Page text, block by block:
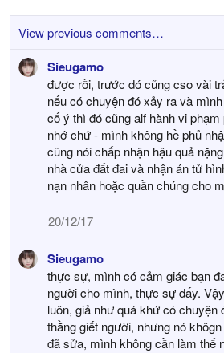
View previous comments…
Sieugamo
được rồi, trước dó cũng cso vài
nếu có chuyện đó xảy ra và
cố ý thì đó cũng alf hành vi
nhớ chứ - mình không hề phủ
cũng nói chấp nhận hậu quả
nhà cửa đất đai và nhận án tử
nạn nhân hoặc quần chúng cho
20/12/17
Sieugamo
thực sự, mình có cảm giác bạn
người cho mình, thực sự đấy.
luôn, giả như quá khứ có chuyện
thằng giết người, nhưng nó
đã sửa, mình không cần làm thế